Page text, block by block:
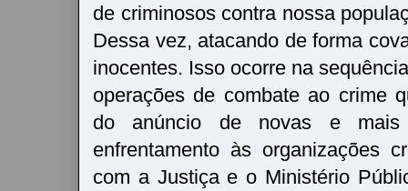
de criminosos contra nossa
Dessa vez, atacando de forma
inocentes. Isso ocorre na
operações de combate ao crime
do anúncio de novas e mais
enfrentamento às organizações
com a Justiça e o Ministério